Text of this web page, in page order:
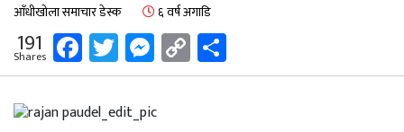
आँधीखोला समाचार डेस्क ६ वर्ष अगाडि
191
Shares Facebook
Twitter
Messenger
Copy
Link